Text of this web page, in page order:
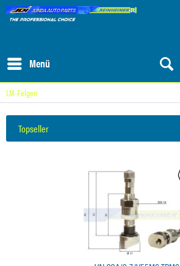
Menü
LM-Felgen
Topseller